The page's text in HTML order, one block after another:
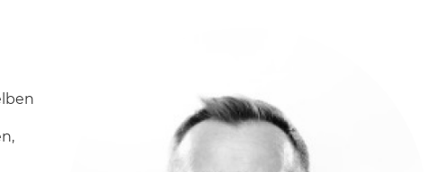
meines Arbeitslebens geworden. Ich nehme
Ausland teil.. Praktika und Praktika in
für Krankenhauspersonal in Schweden und bei der Lahn-
für viele Artikel, die ich für